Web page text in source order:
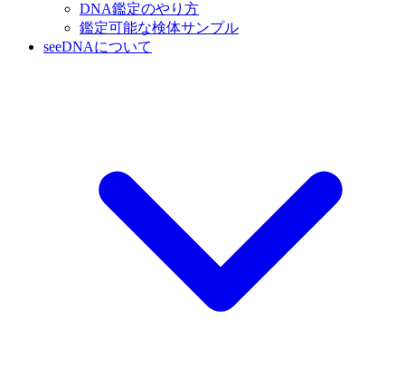
DNA鑑定のやり方
鑑定可能な検体サンプル
seeDNAについて